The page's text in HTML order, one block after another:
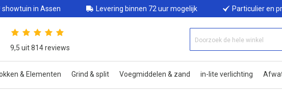
showtuin in Assen Levering binnen 72 uur mogelijk Particulier en
9,5 uit 814 reviews
& Elementen Grind & split Voegmiddelen & zand in-lite verlichting